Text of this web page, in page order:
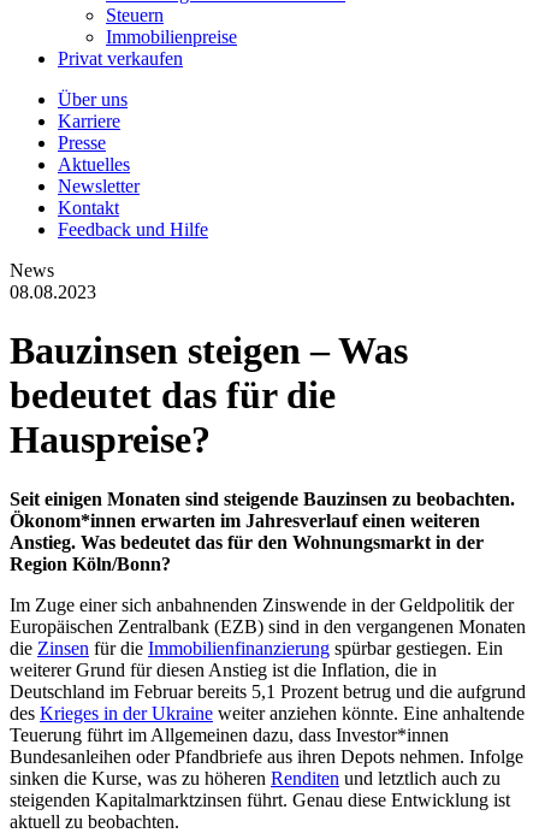
Steuern
Immobilienpreise
Privat verkaufen
Über uns
Karriere
Presse
Aktuelles
Newsletter
Kontakt
Feedback und Hilfe
News
08.08.2023
Bauzinsen steigen – Was
bedeutet das für die
Hauspreise?
Seit einigen Monaten sind steigende Bauzinsen zu beobachten.
Ökonom*innen erwarten im Jahresverlauf einen weiteren
Anstieg. Was bedeutet das für den Wohnungsmarkt in der
Region Köln/Bonn?
Im Zuge einer sich anbahnenden Zinswende in der Geldpolitik der
Europäischen Zentralbank (EZB) sind in den vergangenen Monaten
die Zinsen für die Immobilienfinanzierung spürbar gestiegen. Ein
weiterer Grund für diesen Anstieg ist die Inflation, die in
Deutschland im Februar bereits 5,1 Prozent betrug und die aufgrund
des Krieges in der Ukraine weiter anziehen könnte. Eine anhaltende
Teuerung führt im Allgemeinen dazu, dass Investor*innen
Bundesanleihen oder Pfandbriefe aus ihren Depots nehmen. Infolge
sinken die Kurse, was zu höheren Renditen und letztlich auch zu
steigenden Kapitalmarktzinsen führt. Genau diese Entwicklung ist
aktuell zu beobachten.